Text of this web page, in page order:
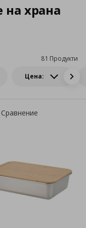
на храна
Цена:
81 Продукти
Сравнение